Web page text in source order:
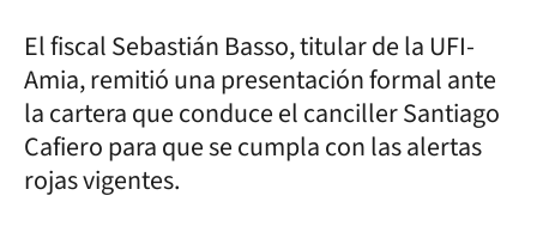
El fiscal Sebastián Basso, titular de la UFI-
Amia, remitió una presentación formal ante
la cartera que conduce el canciller Santiago
Cafiero para que se cumpla con las alertas
rojas vigentes.